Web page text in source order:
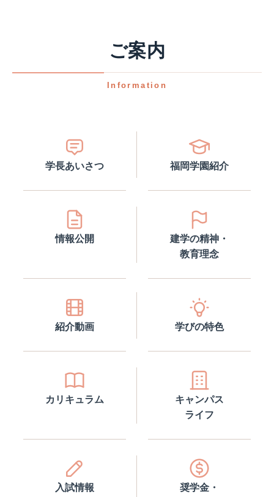
ご案内
Information
学長あいさつ 福岡学園紹介
情報公開
建学の精神・
教育理念
紹介動画 学びの特色
カリキュラム
キャンパス
ライフ
入試情報
奨学金・